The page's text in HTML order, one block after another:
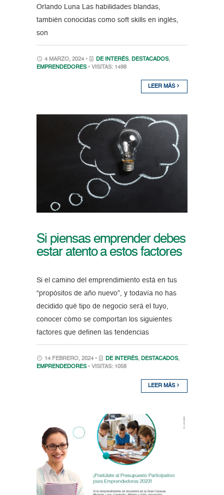
Orlando Luna Las habilidades blandas,
también conocidas como soft skills en inglés,
son
4 MARZO, 2024 • DE INTERÉS, DESTACADOS,
EMPRENDEDORES • VISITAS: 1498
LEER MÁS
Si piensas emprender debes
estar atento a estos factores
Si el camino del emprendimiento está en tus
“propósitos de año nuevo”, y todavía no has
decidido qué tipo de negocio será el tuyo,
conocer cómo se comportan los siguientes
factores que definen las tendencias
14 FEBRERO, 2024 • DE INTERÉS, DESTACADOS,
EMPRENDEDORES • VISITAS: 1058
LEER MÁS